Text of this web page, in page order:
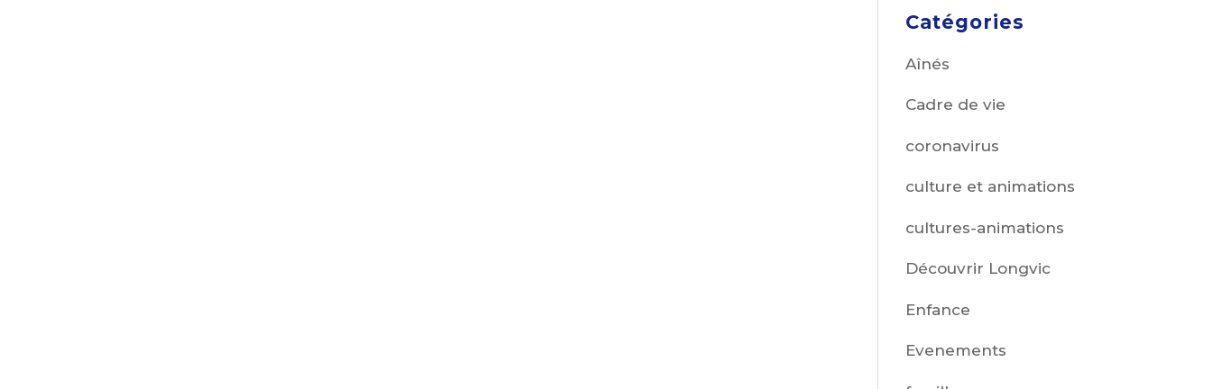
Catégories
Aînés
Cadre de vie
coronavirus
culture et animations
cultures-animations
Découvrir Longvic
Enfance
Evenements